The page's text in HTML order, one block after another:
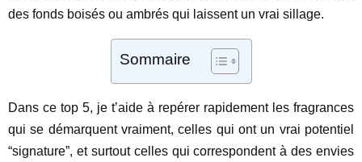
des fonds boisés ou ambrés qui laissent un vrai sillage.
Sommaire
Dans ce top 5, je t’aide à repérer rapidement les fragrances
qui se démarquent vraiment, celles qui ont un vrai potentiel
“signature”, et surtout celles qui correspondent à des envies